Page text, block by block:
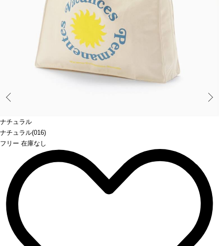
ナチュラル
ナチュラル(016)
フリー 在庫なし